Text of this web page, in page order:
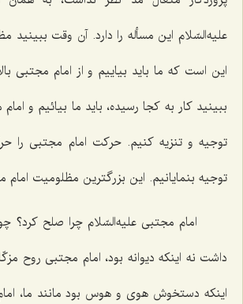
علیه‌السّلام این مسأله را دارد. آن وقت ببینید
این است كه ما باید بیاییم و از امام مجتبی
ببینید كار به كجا رسیده، باید ما بیائیم و
توجیه و تنزیه كنیم. حركت امام مجتبی را
توجیه بنمایانیم. این بزرگترین مظلومیت
امام مجتبی علیه‌السّلام چرا صلح كرد؟
داشت نه اینكه دیوانه بود، امام مجتبی روح
اینكه دستخوش هوی و هوس بود مانند ما،